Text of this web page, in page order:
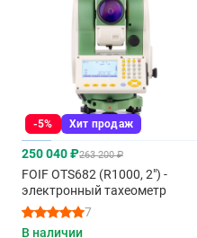
-5% Хит продаж
250 040 ₽263 200 ₽
FOIF OTS682 (R1000, 2") -
электронный тахеометр
7
В наличии